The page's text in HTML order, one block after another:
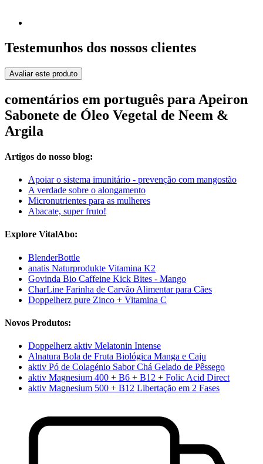
Testemunhos dos nossos clientes
Avaliar este produto
comentários em português para Apeiron
Sabonete de Óleo Vegetal de Neem &
Argila
Artigos do nosso blog:
Apoiar o sistema imunitário - prevenção com mangostão
A verdade sobre o alongamento
Micronutrientes para as mulheres
Abacate, super fruto!
Explore VitalAbo:
BlenderBottle
anatis Naturprodukte Vitamina K2
Govinda Bio Caffeine Kick Bites - Mango
CharLine Farinha de Carvão Alimentar para Cães
Doppelherz pure Zinco + Vitamina C
Novos Produtos:
Doppelherz aktiv Melatonin Intense
Alnatura Bola de Fruta Biológica Manga e Caju
aktiv Pó de Colagénio Sabor Chá Gelado de Pêssego
aktiv Magnesium 400 + B6 + B12 + Folic Acid Direct
aktiv Magnesium 500 + B12 Libertação em 2 Fases